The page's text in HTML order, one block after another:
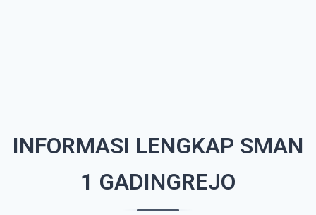
INFORMASI LENGKAP SMAN
1 GADINGREJO